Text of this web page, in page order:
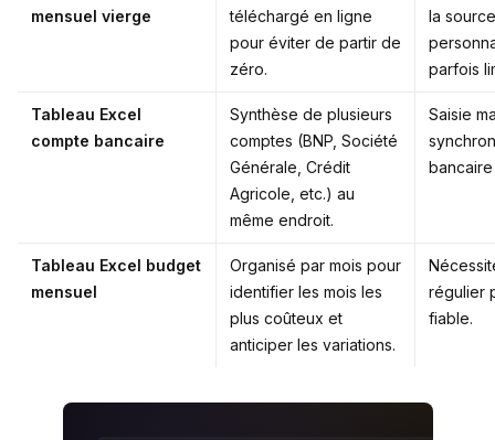
mensuel vierge
téléchargé en ligne
pour éviter de partir de
zéro.
la
parfois
Tableau Excel
compte bancaire
Synthèse de plusieurs
comptes (BNP, Société
Générale, Crédit
Agricole, etc.) au
même endroit.
Saisie
Tableau Excel budget
mensuel
Organisé par mois pour
identifier les mois les
plus coûteux et
anticiper les variations.
régulier
fiable.